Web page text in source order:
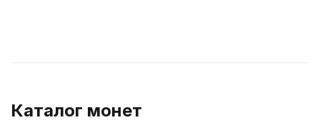
Каталог монет